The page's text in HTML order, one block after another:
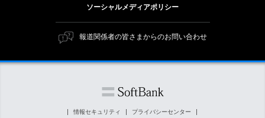
個人投資家の皆さまへ
株式と社債について
マテリアリティ（重要課題）
ESGの主な取り組み
外部評価・イニシアチブ
障がい者採用
ソフトバンク クルー採用
ソーシャルメディアポリシー
報道関係者の皆さまからのお問い合わせ
情報セキュリティ プライバシーセンター